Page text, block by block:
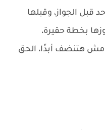
قبل الجواز، وقبلها
بخطة حقيرة،
هتنضف أبدًا، الحق